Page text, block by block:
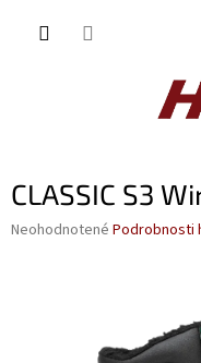
CLASSIC S3
Priemerné
Neohodnotené Podrobnosti